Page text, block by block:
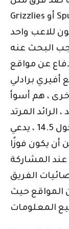
Grizzlies أو Spurs. يمكنهم الدفاع عن كل مركز
للاعب واحد
البحث عنه
عن مواقع
برادلي
، هم أسوأ
الرائد المرتد
الذي عادة ما يتم تعيين خطه المرتد حول 14.5 ، يدعي
أن يكون فوزًا
المشاركة
الفريق
المواقع حيث